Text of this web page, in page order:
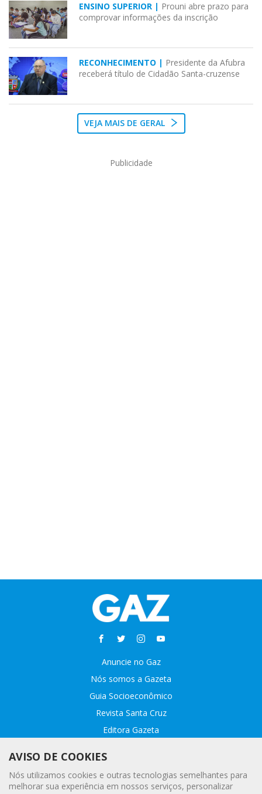
ENSINO SUPERIOR | Prouni abre prazo para
comprovar informações da inscrição
RECONHECIMENTO | Presidente da Afubra
receberá título de Cidadão Santa-cruzense
VEJA MAIS DE GERAL
Publicidade
Anuncie no Gaz
Nós somos a Gazeta
Guia Socioeconômico
Revista Santa Cruz
Editora Gazeta
Fale conosco
Webmail
AVISO DE COOKIES
Nós utilizamos cookies e outras tecnologias semelhantes para
melhorar sua experiência em nossos serviços, personalizar